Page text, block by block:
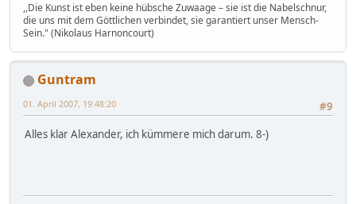
,,Die Kunst ist eben keine hübsche Zuwaage – sie ist die Nabelschnur,
die uns mit dem Göttlichen verbindet, sie garantiert unser Mensch-
Sein." (Nikolaus Harnoncourt)
Guntram
#9
01. April 2007, 19:48:20
Alles klar Alexander, ich kümmere mich darum. 8-)